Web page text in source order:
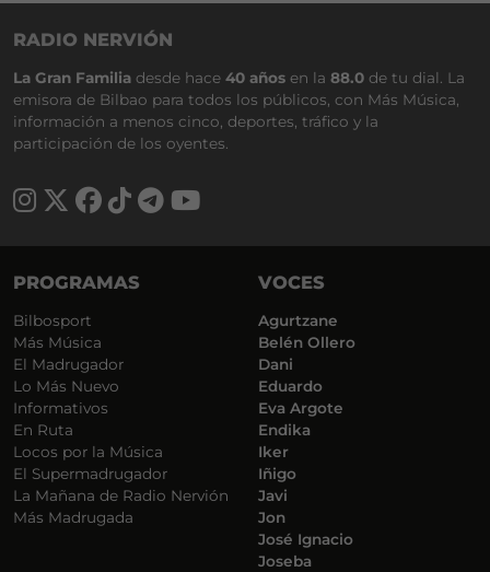
RADIO NERVIÓN
La Gran Familia desde hace 40 años en la 88.0 de tu dial. La
emisora de Bilbao para todos los públicos, con Más Música,
información a menos cinco, deportes, tráfico y la
participación de los oyentes.
PROGRAMAS
Bilbosport
Más Música
El Madrugador
Lo Más Nuevo
Informativos
En Ruta
Locos por la Música
El Supermadrugador
La Mañana de Radio Nervión
Más Madrugada
VOCES
Agurtzane
Belén Ollero
Dani
Eduardo
Eva Argote
Endika
Iker
Iñigo
Javi
Jon
José Ignacio
Joseba